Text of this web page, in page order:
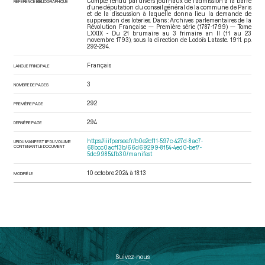
d’une députation du conseil général de la commune de Paris
et de la discussion à laquelle donna lieu la demande de
suppression des loteries. Dans : Archives parlementaires de la
Révolution Française — Première série (1787-1799) — Tome
LXXIX - Du 21 brumaire au 3 frimaire an II (11 au 23
novembre 1793) , sous la direction de Lodoïs Lataste. 1911. pp.
292-294.
LANGUE PRINCIPALE Français
NOMBRE DE PAGES 3
PREMIÈRE PAGE 292
DERNIÈRE PAGE 294
URI DU MANIFEST IIIF DU VOLUME
CONTENANT LE DOCUMENT
https://iiif.persee.fr/b0e2cf11-597c-427d-8ac7-
68bcc0acf13b/66d69299-8154-4ed0-bef7-
5dc99854fb30/manifest
MODIFIÉ LE 10 octobre 2024 à 18:13
Suivez-nous